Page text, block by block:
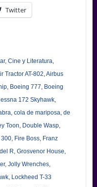
Twitter
, Cine y Literatura
Tractor AT-802 Airbus
, Boeing 777 Boeing
172 Skyhawk,
cola de mariposa de
Toon Double Wasp,
300, Fire Boss, Franz
R Grosvenor House
, Jolly Wrenches,
, Lockheed T-33